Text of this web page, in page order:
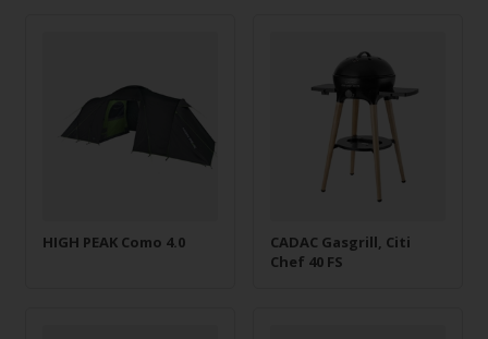
HIGH PEAK Como 4.0
CADAC Gasgrill, Citi
Chef 40 FS